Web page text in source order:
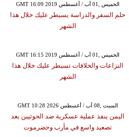
GMT 16:09 2019 الخميس ,01 آب / أغسطس
حلم السفر والدراسة يسيطر عليك خلال هذا
الشهر
GMT 16:15 2019 الخميس ,01 آب / أغسطس
النزاعات والخلافات تسيطر عليك خلال هذا
الشهر
GMT 10:28 2026 السبت ,08 آب / أغسطس
اليمن ينفذ عملية عسكرية ضد الحوثيين بعد
تصعيد واسع في مأرب وحضرموت